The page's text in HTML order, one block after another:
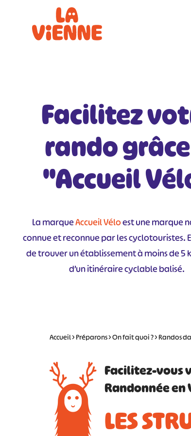
Facilitez
rando
"Accueil
La marqueAccueil Véloest une marque
connue et reconnue par les cyclotouristes.
de trouver un établissement à moins de 5
d’un itinéraire cyclable balisé.
Accueil>Préparons>On fait quoi ?>Randos
Facilitez-vous
Randonnée en
LES
Panneau de gestion des cookies